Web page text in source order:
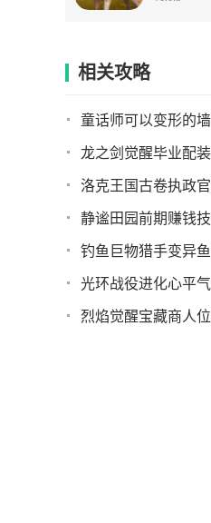
相关攻略
龙之剑觉醒毕业配
钓鱼巨物猎手变异
光环战役进化心平